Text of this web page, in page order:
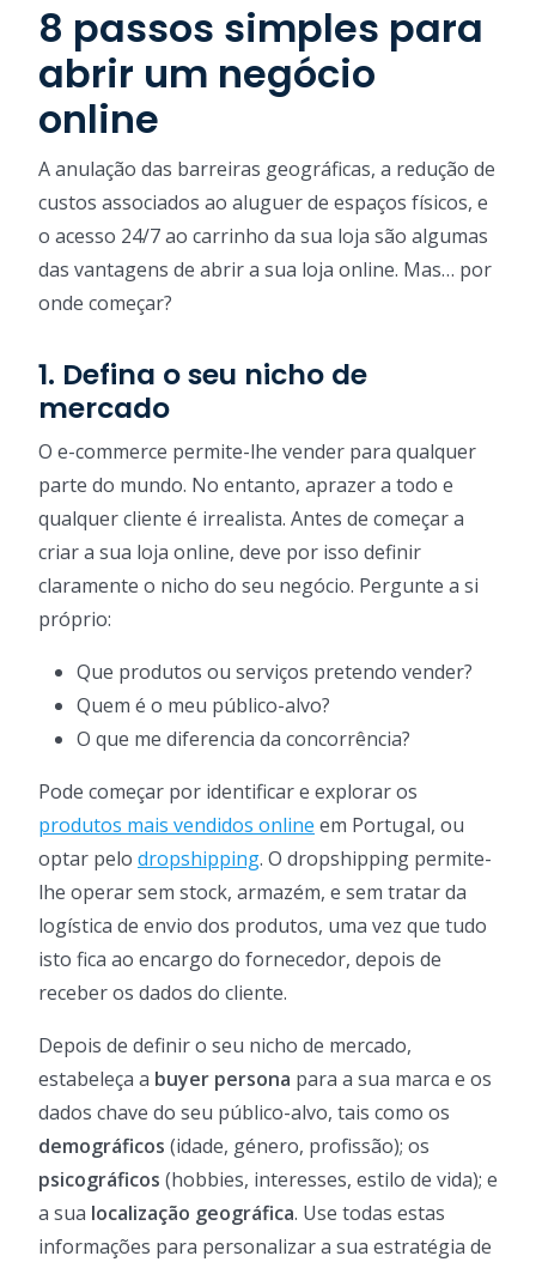
8 passos simples para
abrir um negócio
online
A anulação das barreiras geográficas, a redução de
custos associados ao aluguer de espaços físicos, e
o acesso 24/7 ao carrinho da sua loja são algumas
das vantagens de abrir a sua loja online. Mas… por
onde começar?
1. Defina o seu nicho de
mercado
O e-commerce permite-lhe vender para qualquer
parte do mundo. No entanto, aprazer a todo e
qualquer cliente é irrealista. Antes de começar a
criar a sua loja online, deve por isso definir
claramente o nicho do seu negócio. Pergunte a si
próprio:
Que produtos ou serviços pretendo vender?
Quem é o meu público-alvo?
O que me diferencia da concorrência?
Pode começar por identificar e explorar os
produtos mais vendidos online em Portugal, ou
optar pelo dropshipping. O dropshipping permite-
lhe operar sem stock, armazém, e sem tratar da
logística de envio dos produtos, uma vez que tudo
isto fica ao encargo do fornecedor, depois de
receber os dados do cliente.
Depois de definir o seu nicho de mercado,
estabeleça a buyer persona para a sua marca e os
dados chave do seu público-alvo, tais como os
demográficos (idade, género, profissão); os
psicográficos (hobbies, interesses, estilo de vida); e
a sua localização geográfica. Use todas estas
informações para personalizar a sua estratégia de